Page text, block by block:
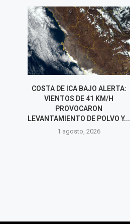
COSTA DE ICA BAJO ALERTA:
VIENTOS DE 41 KM/H
PROVOCARON
LEVANTAMIENTO DE POLVO Y...
1 agosto, 2026